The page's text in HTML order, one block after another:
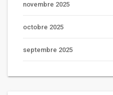
novembre 2025
octobre 2025
septembre 2025